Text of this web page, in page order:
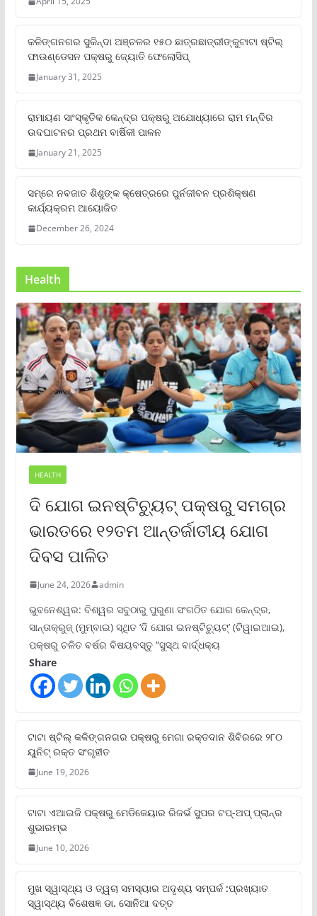
କଳିଙ୍ଗନଗର ସୁକିନ୍ଦା ଅଞ୍ଚଳର ୧୫୦ ଛାତ୍ରଛାତ୍ରୀଙ୍କୁଟାଟା ଷ୍ଟିଲ୍
ଫାଉଣ୍ଡେସନ ପକ୍ଷରୁ ଜ୍ୟୋତି ଫେଲୋସିପ୍‌
January 31, 2025
ରାମାୟଣ ସାଂସ୍କୃତିକ କେନ୍ଦ୍ର ପକ୍ଷରୁ ଅଯୋଧ୍ୟାରେ ରାମ ମନ୍ଦିର
ଉଦଘାଟନର ପ୍ରଥମ ବାର୍ଷିକୀ ପାଳନ
January 21, 2025
ସମ୍‌ରେ ନବଜାତ ଶିଶୁଙ୍କ କ୍ଷେତ୍ରରେ ପୁର୍ନଜୀବନ ପ୍ରଶିକ୍ଷଣ
କାର୍ଯ୍ୟକ୍ରମ ଆୟୋଜିତ
December 26, 2024
Health
HEALTH
ଦି ଯୋଗ ଇନଷ୍ଟିଚ୍ୟୁଟ୍ ପକ୍ଷରୁ ସମଗ୍ର
ଭାରତରେ ୧୨ତମ ଆନ୍ତର୍ଜାତୀୟ ଯୋଗ
ଦିବସ ପାଳିତ
June 24, 2026 admin
ଭୁବନେଶ୍ୱର: ବିଶ୍ୱର ସବୁଠାରୁ ପୁରୁଣା ସଂଗଠିତ ଯୋଗ କେନ୍ଦ୍ର,
ସାନ୍ତାକ୍ରୁଜ୍ (ମୁମ୍ବାଇ) ସ୍ଥିତ ‘ଦି ଯୋଗ ଇନଷ୍ଟିଚ୍ୟୁଟ୍‌’ (ଟିୱାଇଆଇ),
ପକ୍ଷରୁ ଚଳିତ ବର୍ଷର ବିଷୟବସ୍ତୁ “ସୁସ୍ଥ ବାର୍ଦ୍ଧକ୍ୟ
Share
ଟାଟା ଷ୍ଟିଲ୍‌ କଳିଙ୍ଗନଗର ପକ୍ଷରୁ ମେଗା ରକ୍ତଦାନ ଶିବିରରେ ୨୮୦
ୟୁନିଟ୍‌ ରକ୍ତ ସଂଗୃହୀତ
June 19, 2026
ଟାଟା ଏଆଇଜି ପକ୍ଷରୁ ମେଡିକେୟାର ରିଜର୍ଭ ସୁପର ଟପ୍‌-ଅପ୍ ପ୍ଲାନ୍‌ର
ଶୁଭାରମ୍ଭ
June 10, 2026
ମୁଖ ସ୍ୱାସ୍ଥ୍ୟ ଓ ତ୍ୱଚା ସମସ୍ୟାର ଅଦୃଶ୍ୟ ସମ୍ପର୍କ :ପ୍ରଖ୍ୟାତ
ସ୍ୱାସ୍ଥ୍ୟ ବିଶେଷଜ୍ଞ ଡା. ସୋନିଆ ଦତ୍ତ